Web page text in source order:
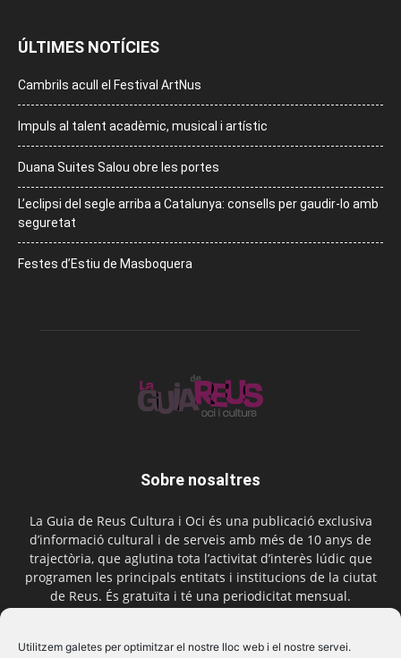
Utilitzem galetes per optimitzar el nostre lloc web i el nostre servei.
ÚLTIMES NOTÍCIES
Cambrils acull el Festival ArtNus
Impuls al talent acadèmic, musical i artístic
Duana Suites Salou obre les portes
L’eclipsi del segle arriba a Catalunya: consells per gaudir-lo amb
seguretat
Festes d’Estiu de Masboquera
Sobre nosaltres
La Guia de Reus Cultura i Oci és una publicació exclusiva
d’informació cultural i de serveis amb més de 10 anys de
trajectòria, que aglutina tota l’activitat d’interès lúdic que
programen les principals entitats i institucions de la ciutat
de Reus. És gratuïta i té una periodicitat mensual.